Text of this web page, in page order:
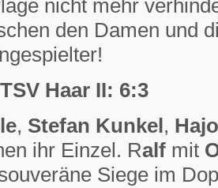
nicht mehr
den Damen und
Haar II: 6:3
, Stefan Kunkel,
ihr Einzel. Ralf mit
Siege im